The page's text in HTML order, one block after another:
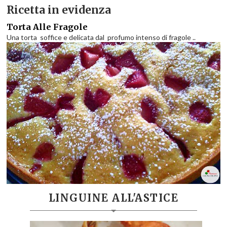
Ricetta in evidenza
Torta Alle Fragole
Una torta soffice e delicata dal profumo intenso di fragole ..
LINGUINE ALL'ASTICE